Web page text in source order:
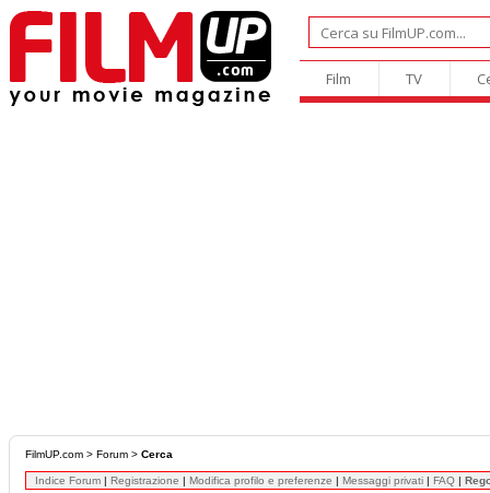
Film TV
FilmUP.com > Forum > Cerca
Indice Forum | Registrazione | Modifica profilo e preferenze | Messaggi privati | FAQ |